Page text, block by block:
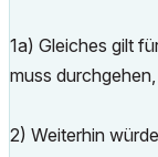
1a) Gleiches gilt
muss
2) Weiterhin